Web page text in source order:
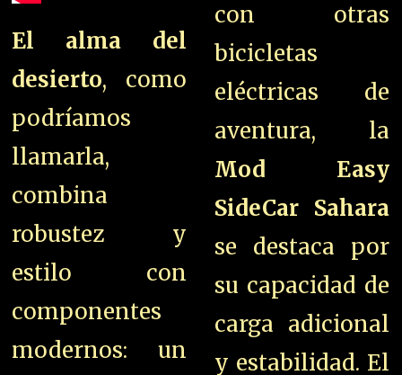
El alma del
desierto, como
podríamos
llamarla,
combina
robustez y
estilo con
componentes
modernos: un
con otras
bicicletas
eléctricas de
aventura, la
Mod Easy
SideCar Sahara
se destaca por
su capacidad de
carga adicional
y estabilidad. El